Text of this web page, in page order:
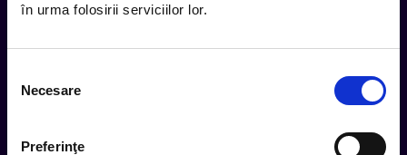
în urma folosirii serviciilor lor.
consimțământului
Necesare
Preferinţe